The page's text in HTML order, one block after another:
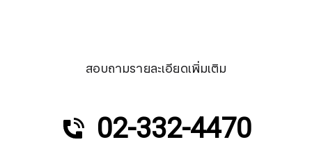
สอบถามรายละเอียดเพิ่มเติม
02-332-4470